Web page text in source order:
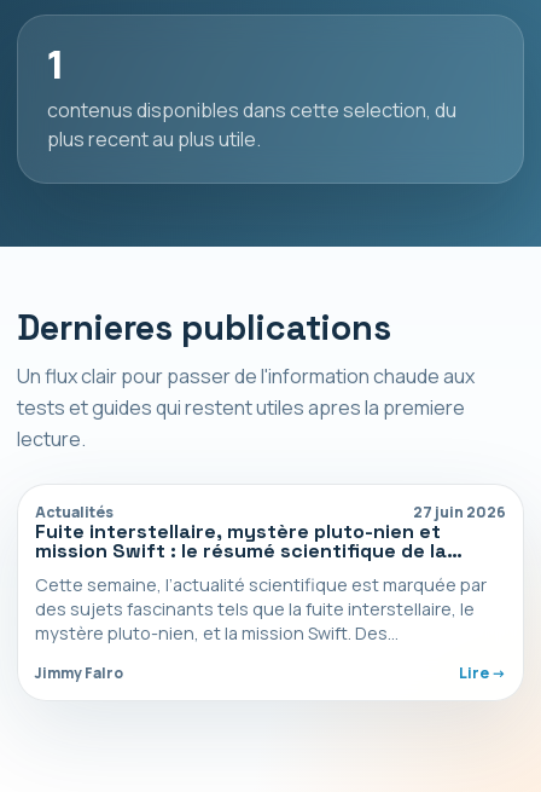
1
contenus disponibles dans cette selection, du
plus recent au plus utile.
Dernieres publications
Un flux clair pour passer de l'information chaude aux
tests et guides qui restent utiles apres la premiere
lecture.
Actualités 27 juin 2026
Fuite interstellaire, mystère pluto-nien et
mission Swift : le résumé scientifique de la
Cette semaine, l’actualité scientifique est marquée par
des sujets fascinants tels que la fuite interstellaire, le
mystère pluto-nien, et la mission Swift. Des
Jimmy Falro Lire ->